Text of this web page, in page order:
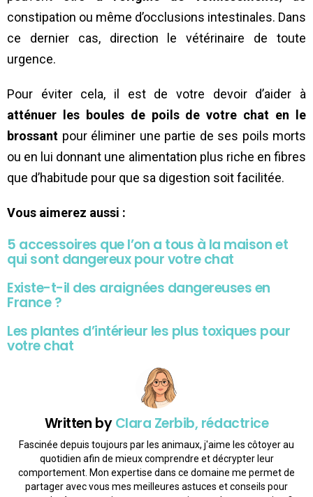
constipation ou même d’occlusions intestinales. Dans
ce dernier cas, direction le vétérinaire de toute
urgence.
Pour éviter cela, il est de votre devoir d’aider à
atténuer les boules de poils de votre chat en le
brossant pour éliminer une partie de ses poils morts
ou en lui donnant une alimentation plus riche en fibres
que d’habitude pour que sa digestion soit facilitée.
Vous aimerez aussi :
5 accessoires que l’on a tous à la maison et
qui sont dangereux pour votre chat
Existe-t-il des araignées dangereuses en
France ?
Les plantes d’intérieur les plus toxiques pour
votre chat
Written byClara Zerbib, rédactrice
Fascinée depuis toujours par les animaux, j'aime les côtoyer au
quotidien afin de mieux comprendre et décrypter leur
comportement. Mon expertise dans ce domaine me permet de
partager avec vous mes meilleures astuces et conseils pour